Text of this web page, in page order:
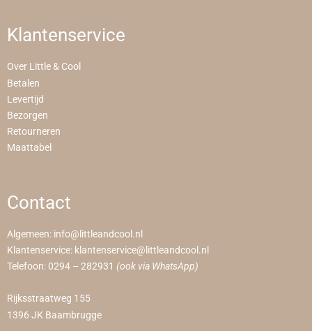
Klantenservice
Over Little & Cool
Betalen
Levertijd
Bezorgen
Retourneren
Maattabel
Contact
Algemeen: info@littleandcool.nl
Klantenservice: klantenservice@littleandcool.nl
Telefoon: 0294 – 282931 (ook via WhatsApp)
Rijksstraatweg 155
1396 JK Baambrugge